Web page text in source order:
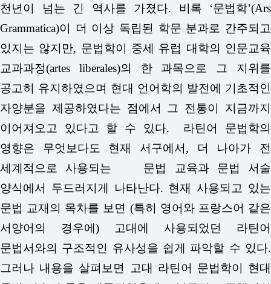
천년이 넘는 긴 역사를 가졌다. 비록 ‘문법학’(Ars
Grammatica)이 더 이상 독립된 학문 분과로 간주되고
있지는 않지만, 문법학이 중세 유럽 대학의 인문교육
교과과정(artes liberales)의 한 과목으로 그 지위를
공고히 유지하였으며 현대 언어학의 발전에 기초적인
자양분을 제공하였다는 점에서 그 전통이 지금까지
이어져오고 있다고 할 수 있다. 라틴어 문법학의
영향은 무엇보다도 현재 서구에서, 더 나아가 전
세계적으로 사용되는 문법 교육과 문법 서술
양식에서 두드러지게 나타난다. 현재 사용되고 있는
문법 교재의 목차를 보면 (특히 영어와 프랑스어 같은
서양어의 경우에) 고대에 사용되었던 라틴어
문법서와의 구조적인 유사성을 쉽게 파악할 수 있다.
그러나 내용을 살펴보면 고대 라틴어 문법학이 현대